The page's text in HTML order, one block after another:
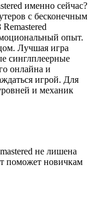
именно сейчас?
с бесконечным
опыт.
Лучшая игра
синглплеерные
онлайна и
игрой. Для
и механик
не лишена
поможет новичкам